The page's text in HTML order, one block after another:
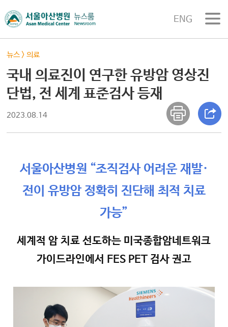
ENG
뉴스 >의료
국내 의료진이 연구한 유방암 영상진
단법, 전 세계 표준검사 등재
2023.08.14
서울아산병원 “조직검사 어려운 재발·
전이 유방암 정확히 진단해 최적 치료
가능”
세계적 암 치료 선도하는 미국종합암네트워크
가이드라인에서 FES PET 검사 권고